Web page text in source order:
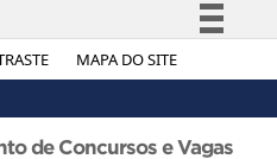
MAPA DO SITE
Simplifique!
de Concursos e Vagas